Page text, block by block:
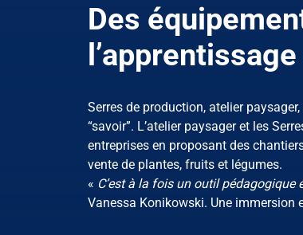
Des
Serres de production, atelier
“savoir”. L’atelier paysager et les
entreprises en proposant des
vente de plantes, fruits et légumes.
« C’est à la fois un outil
Vanessa Konikowski. Une immersion